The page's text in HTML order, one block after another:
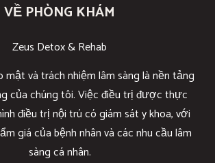
VỀ PHÒNG KHÁM
Zeus Detox & Rehab
mật và trách nhiệm lâm sàng là nền tảng
của chúng tôi. Việc điều trị được thực
điều trị nội trú có giám sát y khoa, với
giá của bệnh nhân và các nhu cầu lâm
sàng cá nhân.